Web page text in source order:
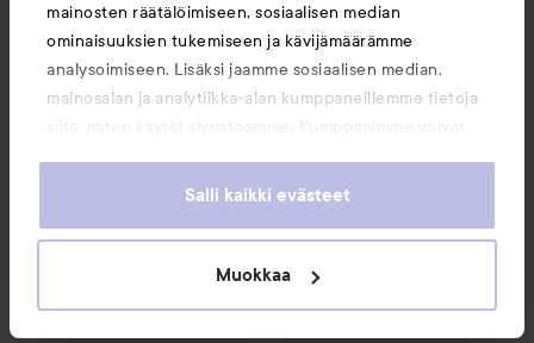
mainosten räätälöimiseen, sosiaalisen median
ominaisuuksien tukemiseen ja kävijämäärämme
analysoimiseen. Lisäksi jaamme sosiaalisen median,
mainosalan ja analytiikka-alan kumppaneillemme tietoja
heille tai joita on kerätty, kun olet käyttänyt heidän
evästeiden käytön.
Salli kaikki evästeet
Muokkaa
NÄYTÄ KAIKKI
Suositellut tuotteet
Make Up StoreIconic Luster Blush20 Frosted
Natural Radiant